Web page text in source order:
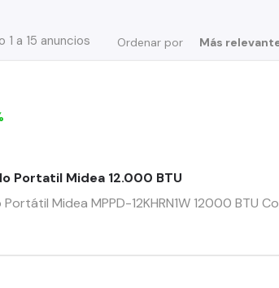
Ordenar por Más
a 15 anuncios
Portatil Midea 12.000 BTU
Midea MPPD-12KHRN1W 12000